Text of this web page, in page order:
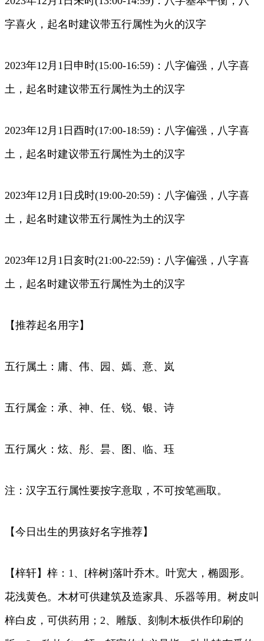
字喜火，起名时建议带五行属性为火的汉字
2023年12月1日申时(15:00-16:59)：八字偏强，八字喜
土，起名时建议带五行属性为土的汉字
2023年12月1日酉时(17:00-18:59)：八字偏强，八字喜
土，起名时建议带五行属性为土的汉字
2023年12月1日戌时(19:00-20:59)：八字偏强，八字喜
土，起名时建议带五行属性为土的汉字
2023年12月1日亥时(21:00-22:59)：八字偏强，八字喜
土，起名时建议带五行属性为土的汉字
【推荐起名用字】
五行属土：庸、伟、园、嫣、意、岚
五行属金：承、神、任、锐、银、诗
五行属火：炫、彤、昙、图、临、珏
注：汉字五行属性要按字意取，不可按笔画取。
【今日出生的男孩好名字推荐】
【梓轩】梓：1、[梓树]落叶乔木。叶宽大，椭圆形。
花浅黄色。木材可供建筑及造家具、乐器等用。树皮叫
梓白皮，可供药用；2、雕版、刻制木板供作印刷的